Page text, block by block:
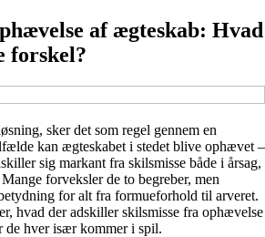
af ægteskab: Hvad
forskel?
sker det som regel gennem en
kan ægteskabet i stedet blive ophævet –
sig markant fra skilsmisse både i årsag,
forveksler de to begreber, men
for alt fra formueforhold til arveret.
hvad der adskiller skilsmisse fra ophævelse
de hver især kommer i spil.